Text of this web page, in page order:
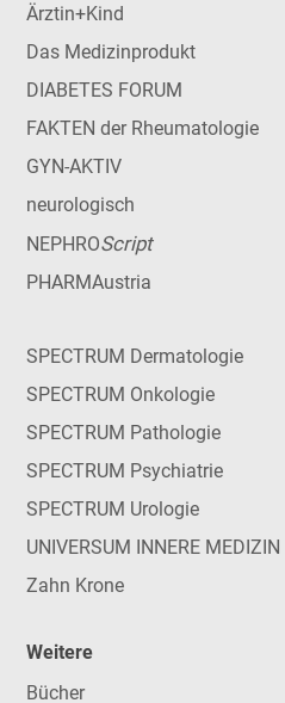
Ärztin+Kind
Das Medizinprodukt
DIABETES FORUM
FAKTEN der Rheumatologie
GYN-AKTIV
neurologisch
NEPHROScript
PHARMAustria
SPECTRUM Dermatologie
SPECTRUM Onkologie
SPECTRUM Pathologie
SPECTRUM Psychiatrie
SPECTRUM Urologie
UNIVERSUM INNERE MEDIZIN
Zahn Krone
Weitere
Bücher